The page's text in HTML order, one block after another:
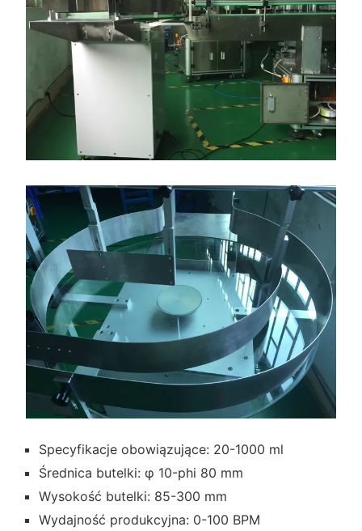
Specyfikacje obowiązujące: 20-1000 ml
Średnica butelki: φ 10-phi 80 mm
Wysokość butelki: 85-300 mm
Wydajność produkcyjna: 0-100 BPM